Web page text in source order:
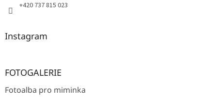
+420 737 815 023
Instagram
FOTOGALERIE
Fotoalba pro miminka